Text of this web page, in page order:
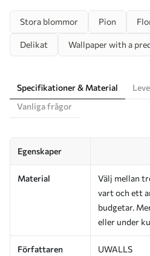
Stora blommor Pion
Delikat Wallpaper with a
Specifikationer & Material
Vanliga frågor
Egenskaper
Material
Välj mellan
vart och ett
budgetar.
eller under
Författaren UWALLS